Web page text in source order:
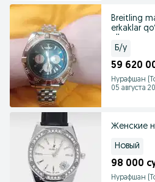
Breitling
erkaklar
Б/у
59 620
Нурафшан
05 августа
Женские
Новый
98 000
Нурафшан